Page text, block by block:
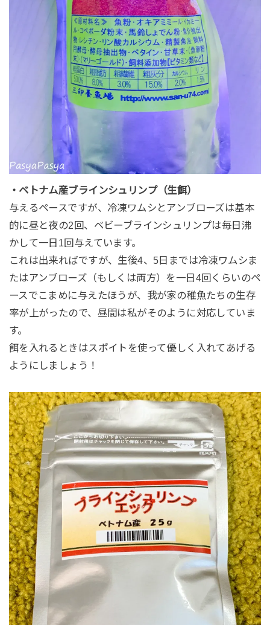
・ベトナム産ブラインシュリンプ（生餌）
与えるペースですが、冷凍ワムシとアンブローズは基本
的に昼と夜の2回、ベビーブラインシュリンプは毎日沸
かして一日1回与えています。
これは出来ればですが、生後4、5日までは冷凍ワムシま
たはアンブローズ（もしくは両方）を一日4回くらいのペ
ースでこまめに与えたほうが、我が家の稚魚たちの生存
率が上がったので、昼間は私がそのように対応していま
す。
餌を入れるときはスポイトを使って優しく入れてあげる
ようにしましょう！